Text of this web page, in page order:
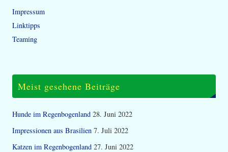
Impressum
Linktipps
Teaming
Meist gesehene Beiträge
Hunde im Regenbogenland 28. Juni 2022
Impressionen aus Brasilien 7. Juli 2022
Katzen im Regenbogenland 27. Juni 2022